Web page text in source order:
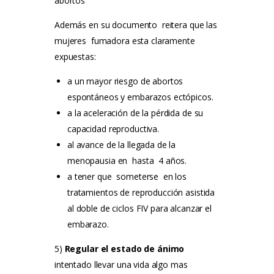
Además en su documento reitera que las
mujeres fumadora esta claramente
expuestas:
a un mayor riesgo de abortos
espontáneos y embarazos ectópicos.
a la aceleración de la pérdida de su
capacidad reproductiva.
al avance de la llegada de la
menopausia en hasta 4 años.
a tener que someterse en los
tratamientos de reproducción asistida
al doble de ciclos FIV para alcanzar el
embarazo.
5) Regular el estado de ánimo
intentado llevar una vida algo mas